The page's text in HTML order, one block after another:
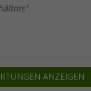
ANZEIGEN